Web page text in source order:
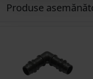
Produse